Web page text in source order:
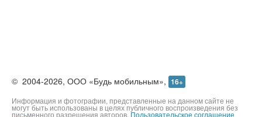
©2004-2026,ООО «Будь мобильным», 16+